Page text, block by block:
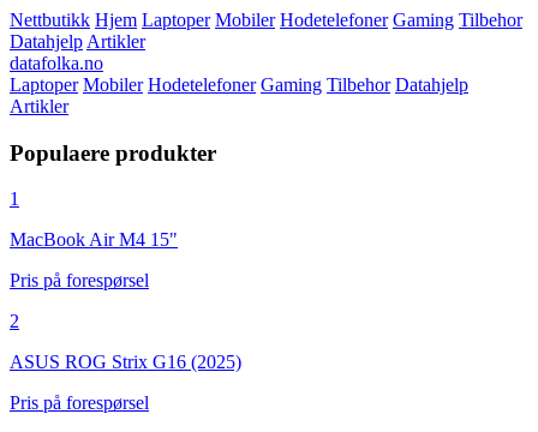
Nettbutikk Hjem Laptoper Mobiler Hodetelefoner Gaming Tilbehor
Datahjelp Artikler
datafolka.no
Laptoper Mobiler Hodetelefoner Gaming Tilbehor Datahjelp
Artikler
Populaere produkter
1
MacBook Air M4 15"
Pris på forespørsel
2
ASUS ROG Strix G16 (2025)
Pris på forespørsel